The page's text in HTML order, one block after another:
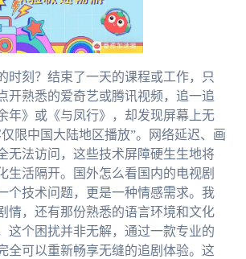
时刻？结束了一天的课程或工作，只
开熟悉的爱奇艺或腾讯视频，追一追
年》或《与凤行》，却发现屏幕上无
限中国大陆地区播放”。网络延迟、画
无法访问，这些技术屏障硬生生地将
生活隔开。国外怎么看国内的电视剧
个技术问题，更是一种情感需求。我
情，还有那份熟悉的语言环境和文化
这个困扰并非无解，通过一款专业的
全可以重新畅享无缝的追剧体验。这